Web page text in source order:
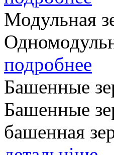
Модульная
подробнее
Башенные
Башенные
башенная